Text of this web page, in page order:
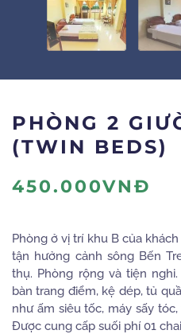
Skip to main content
PHÒNG 2
(TWIN BEDS)
450.000VNĐ
Phòng ở vị trí khu B của
tận hưởng cảnh sông Bến
thụ. Phòng rộng và tiện
bàn trang điểm, kệ dép, tủ
như ấm siêu tốc, máy sấy
Được cung cấp suối phí 01